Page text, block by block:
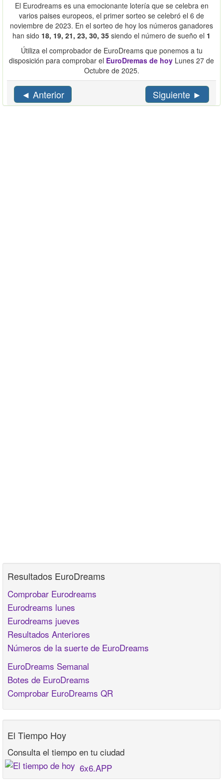
El Eurodreams es una emocionante lotería que se celebra en
varios paises europeos, el primer sorteo se celebró el 6 de
noviembre de 2023. En el sorteo de hoy los números ganadores
han sido 18, 19, 21, 23, 30, 35 siendo el número de sueño el 1
Útiliza el comprobador de EuroDreams que ponemos a tu
disposición para comprobar el EuroDremas de hoy Lunes 27 de
Octubre de 2025.
◄ Anterior Siguiente ►
Resultados EuroDreams
Comprobar Eurodreams
Eurodreams lunes
Eurodreams jueves
Resultados Anteriores
Números de la suerte de EuroDreams
EuroDreams Semanal
Botes de EuroDreams
Comprobar EuroDreams QR
El Tiempo Hoy
Consulta el tiempo en tu ciudad
6x6.APP